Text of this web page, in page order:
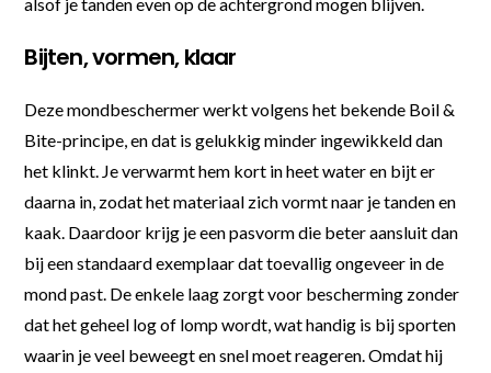
Bijten, vormen, klaar
Deze mondbeschermer werkt volgens het bekende Boil &
Bite-principe, en dat is gelukkig minder ingewikkeld dan
het klinkt. Je verwarmt hem kort in heet water en bijt er
daarna in, zodat het materiaal zich vormt naar je tanden en
kaak. Daardoor krijg je een pasvorm die beter aansluit dan
bij een standaard exemplaar dat toevallig ongeveer in de
mond past. De enkele laag zorgt voor bescherming zonder
dat het geheel log of lomp wordt, wat handig is bij sporten
waarin je veel beweegt en snel moet reageren. Omdat hij